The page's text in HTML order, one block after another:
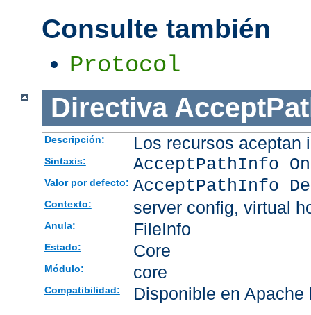
Consulte también
Protocol
Directiva
Descripción: Los recursos aceptan
Sintaxis: AcceptPathInfo
Valor por defecto: AcceptPathInfo
Contexto: server config, virtual
Anula: FileInfo
Estado: Core
Módulo: core
Compatibilidad: Disponible en